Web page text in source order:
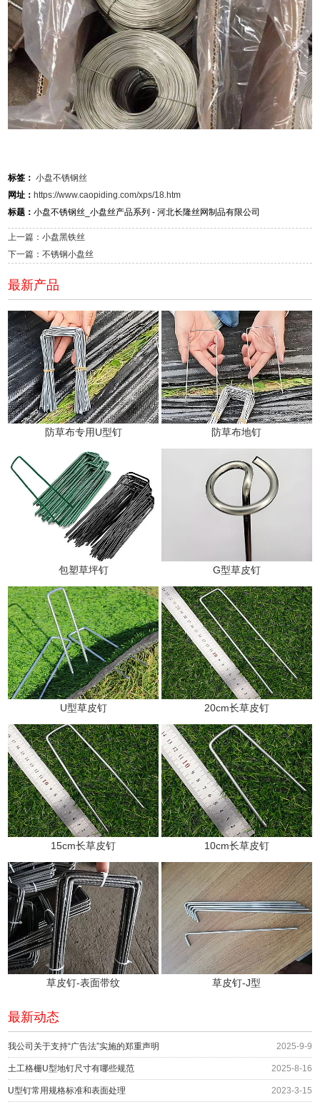
标签： 小盘不锈钢丝
网址：https://www.caopiding.com/xps/18.htm
标题：小盘不锈钢丝_小盘丝产品系列 - 河北长隆丝网制品有限公司
上一篇：小盘黑铁丝
下一篇：不锈钢小盘丝
最新产品
防草布专用U型钉 防草布地钉
包塑草坪钉 G型草皮钉
U型草皮钉 20cm长草皮钉
15cm长草皮钉 10cm长草皮钉
草皮钉-表面带纹 草皮钉-J型
最新动态
我公司关于支持“广告法”实施的郑重声明 2025-9-9
土工格栅U型地钉尺寸有哪些规范 2025-8-16
U型钉常用规格标准和表面处理 2023-3-15